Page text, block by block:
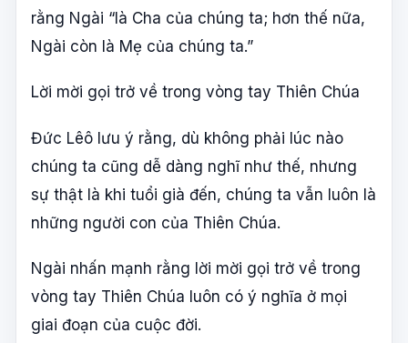
rằng Ngài “là Cha của chúng ta; hơn thế nữa,
Ngài còn là Mẹ của chúng ta.”
Lời mời gọi trở về trong vòng tay Thiên Chúa
Đức Lêô lưu ý rằng, dù không phải lúc nào
chúng ta cũng dễ dàng nghĩ như thế, nhưng
sự thật là khi tuổi già đến, chúng ta vẫn luôn là
những người con của Thiên Chúa.
Ngài nhấn mạnh rằng lời mời gọi trở về trong
vòng tay Thiên Chúa luôn có ý nghĩa ở mọi
giai đoạn của cuộc đời.